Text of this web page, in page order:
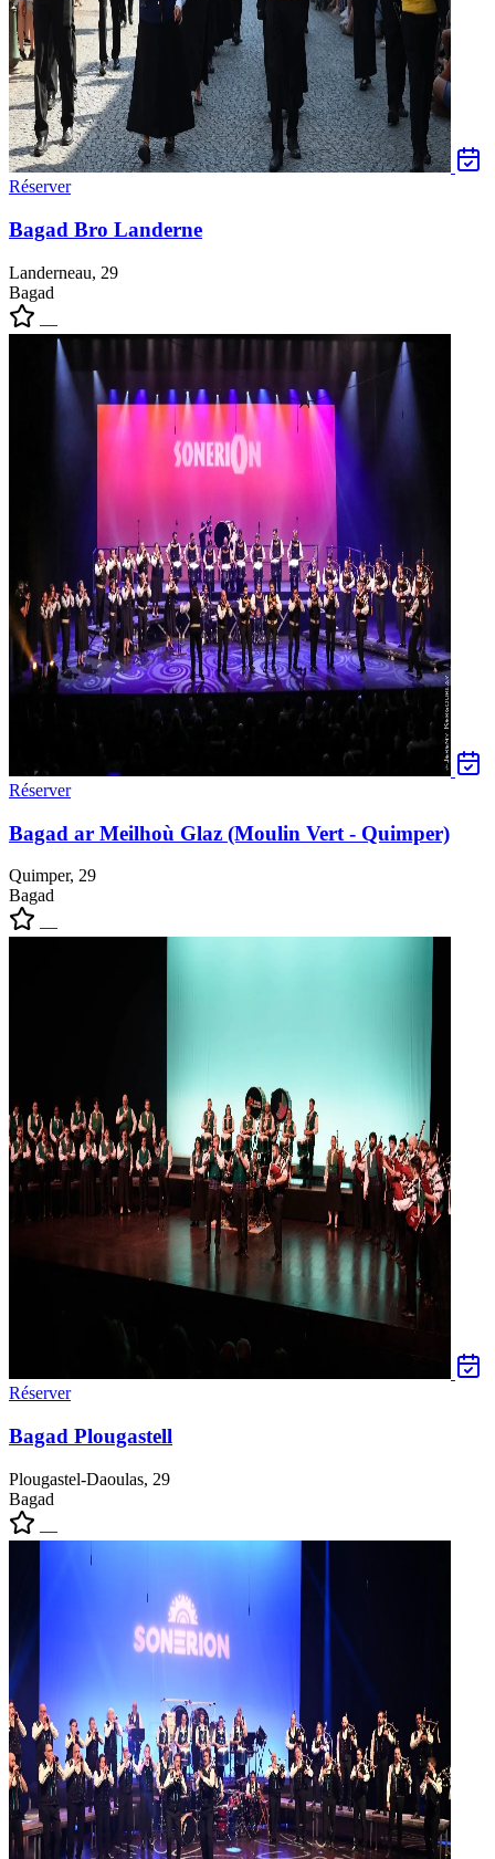
Réserver
Bagad Bro Landerne
Landerneau, 29
Bagad
—
Réserver
Bagad ar Meilhoù Glaz (Moulin Vert - Quimper)
Quimper, 29
Bagad
—
Réserver
Bagad Plougastell
Plougastel-Daoulas, 29
Bagad
—